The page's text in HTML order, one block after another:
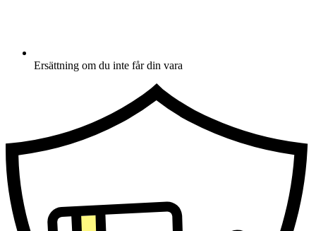
Ersättning om du inte får din vara